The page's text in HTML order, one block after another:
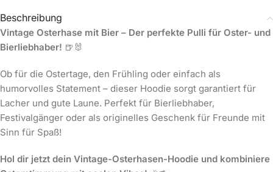
Beschreibung
Vintage Osterhase mit Bier – Der perfekte Pulli für Oster- und
Bierliebhaber! 🍺🐰
Ob für die Ostertage, den Frühling oder einfach als
humorvolles Statement – dieser Hoodie sorgt garantiert für
Lacher und gute Laune. Perfekt für Bierliebhaber,
Festivalgänger oder als originelles Geschenk für Freunde mit
Sinn für Spaß!
Hol dir jetzt dein Vintage-Osterhasen-Hoodie und kombiniere